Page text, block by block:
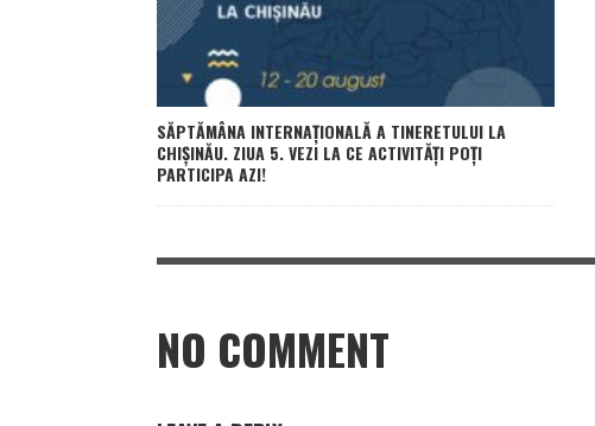
SĂPTĂMÂNA INTERNAȚIONALĂ A TINERETULUI LA
CHIȘINĂU. ZIUA 5. VEZI LA CE ACTIVITĂȚI POȚI
PARTICIPA AZI!
NO COMMENT